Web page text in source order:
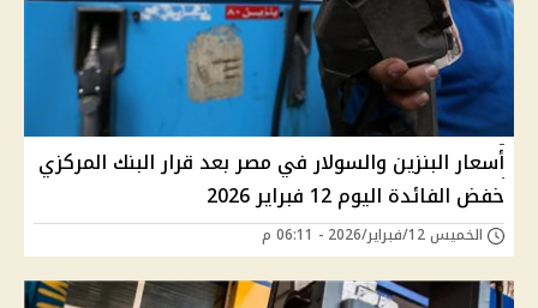
أسعار البنزين والسولار في مصر بعد قرار البنك المركزي
خفض الفائدة اليوم 12 فبراير 2026
الخميس 12/فبراير/2026 - 06:11 م